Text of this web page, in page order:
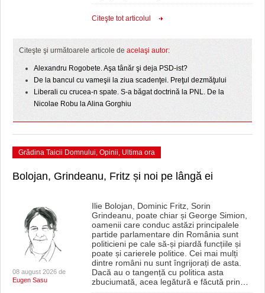
Citeşte tot articolul
Citeşte şi următoarele articole de acelaşi autor:
Alexandru Rogobete. Aşa tânăr şi deja PSD-ist?
De la bancul cu vameşii la ziua scadenţei. Preţul dezmăţului
Liberali cu crucea-n spate. S-a băgat doctrină la PNL. De la
Nicolae Robu la Alina Gorghiu
Grădina Taicii Domnului, Opinii, Ultima ora
Bolojan, Grindeanu, Fritz și noi pe lângă ei
08 august 2026 de
Eugen Sasu
Ilie Bolojan, Dominic Fritz, Sorin
Grindeanu, poate chiar și George Simion,
oamenii care conduc astăzi principalele
partide parlamentare din România sunt
politicieni pe cale să-și piardă funcțiile și
poate și carierele politice. Cei mai mulți
dintre români nu sunt îngrijorați de asta.
Dacă au o tangență cu politica asta
zbuciumată, acea legătură e făcută prin…